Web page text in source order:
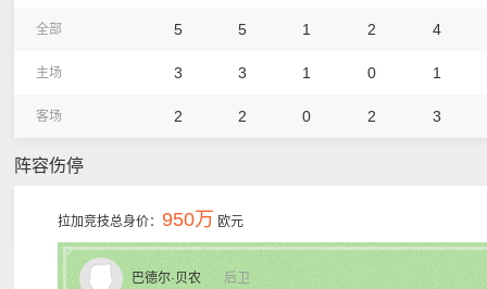
全部 5 5 1 2 4
主场 3 3 1 0 1
客场 2 2 0 2 3
阵容伤停
拉加竞技总身价： 950万 欧元
后卫
巴德尔·贝农